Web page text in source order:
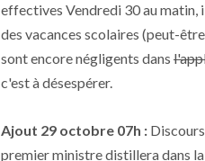
effectives Vendredi 30 au matin,
des vacances scolaires (peut-
sont encore négligents dans
c'est à désespérer.
Ajout 29 octobre 07h :Discours
premier ministre distillera dans